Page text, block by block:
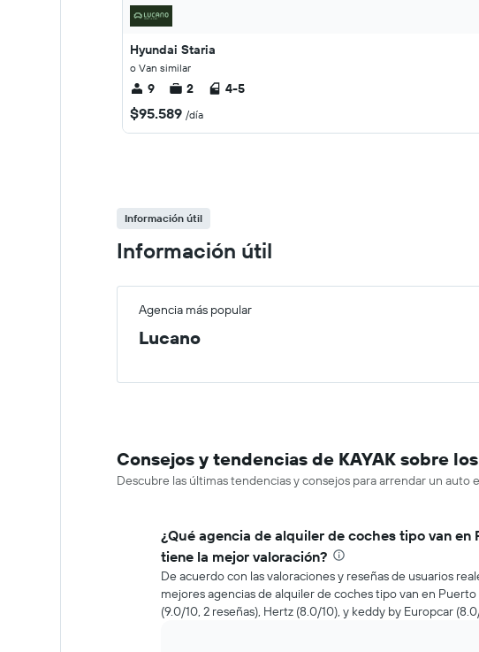
Hyundai Staria
o Van similar
9 2 4-5
$95.589 /día
Información útil
Información útil
Agencia más popular
Lucano
Consejos y tendencias de KAYAK sobre
Descubre las últimas tendencias y consejos para arrendar un auto
¿Qué agencia de alquiler de coches tipo van en
tiene la mejor valoración?
De acuerdo con las valoraciones y reseñas de usuarios
mejores agencias de alquiler de coches tipo van en Puerto
(9.0/10, 2 reseñas), Hertz (8.0/10), y keddy by Europcar